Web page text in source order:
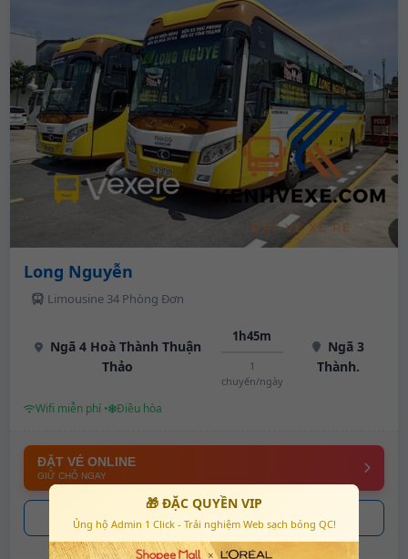
Long Nguyễn
Limousine 34 Phòng Đơn
Ngã 4 Hoà Thành Thuận
Thảo
1h45m
1
chuyến/ngày
Ngã 3
Thành.
Wifi miễn phí • Điều hòa
ĐẶT VÉ ONLINE
GIỮ CHỖ NGAY
🎁 ĐẶC QUYỀN VIP
Ủng hộ Admin 1 Click - Trải nghiệm Web sạch bóng QC!